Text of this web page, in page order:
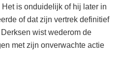
is onduidelijk of hij later in
of dat zijn vertrek definitief
wist wederom de
met zijn onverwachte actie